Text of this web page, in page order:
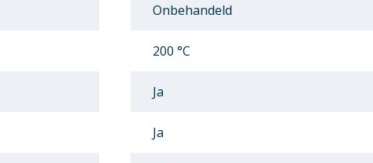
Onbehandeld
200 °C
Ja
Ja